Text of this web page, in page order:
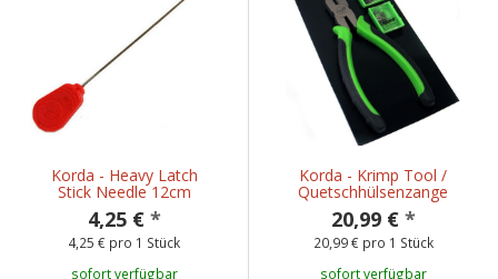
Korda - Heavy Latch
Stick Needle 12cm
4,25 € *
4,25 € pro 1 Stück
sofort verfügbar
Korda - Krimp Tool /
Quetschhülsenzange
20,99 € *
20,99 € pro 1 Stück
sofort verfügbar